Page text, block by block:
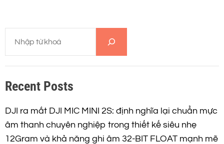
m
i
m
Recent Posts
DJI ra mắt DJI MIC MINI 2S: định nghĩa lại chuẩn mực
âm thanh chuyên nghiệp trong thiết kế siêu nhẹ
12Gram và khả năng ghi âm 32-BIT FLOAT mạnh mẽ